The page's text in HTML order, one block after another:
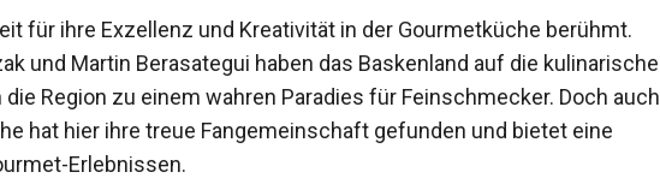
für ihre Exzellenz und Kreativität in der Gourmetküche berühmt.
und Martin Berasategui haben das Baskenland auf die kulinarische
Region zu einem wahren Paradies für Feinschmecker. Doch auch
hat hier ihre treue Fangemeinschaft gefunden und bietet eine
Erlebnissen.